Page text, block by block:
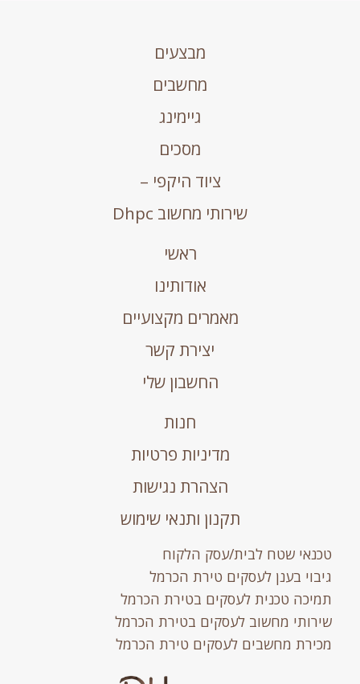
מבצעים
מחשבים
גיימינג
מסכים
ציוד היקפי –
שירותי מחשוב Dhpc
ראשי
אודותינו
מאמרים מקצועיים
יצירת קשר
החשבון שלי
חנות
מדיניות פרטיות
הצהרת נגישות
תקנון ותנאי שימוש
טכנאי שטח לבית/עסק הלקוח
גיבוי בענן לעסקים טירת הכרמל
תמיכה טכנית לעסקים בטירת הכרמל
שירותי מחשוב לעסקים בטירת הכרמל
מכירת מחשבים לעסקים טירת הכרמל